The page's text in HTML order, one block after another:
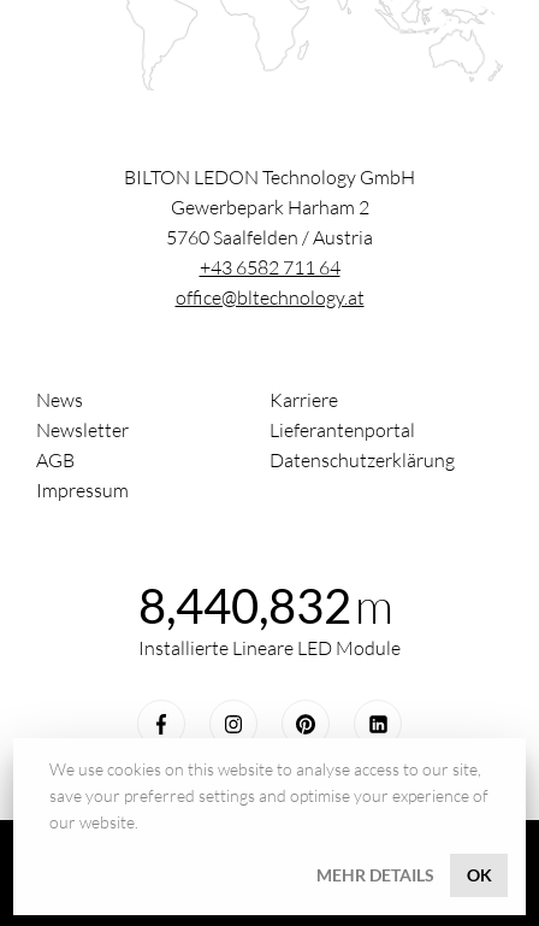
BILTON LEDON Technology GmbH
Gewerbepark Harham 2
5760Saalfelden /Austria
+43 6582 711 64
office@bltechnology.at
News
Karriere
Newsletter
Lieferantenportal
AGB
Datenschutzerklärung
Impressum
8,440,832m
Installierte Lineare LED Module
© 2026 - BILTON LEDON Technology GmbH
We use cookies on this website to analyse access to our site,
save your preferred settings and optimise your experience of
our website.
MEHR DETAILS OK